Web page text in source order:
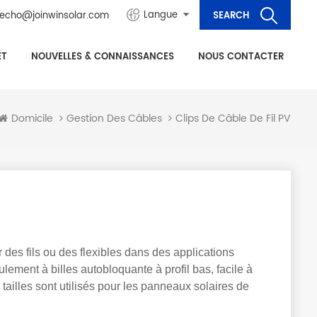
Langue
echo@joinwinsolar.com
NOUVELLES & CONNAISSANCES NOUS CONTACTER
Domicile Gestion Des Câbles Clips De Câble De Fil PV
fils ou des flexibles dans des applications
à billes autobloquante à profil bas, facile à
sont utilisés pour les panneaux solaires de